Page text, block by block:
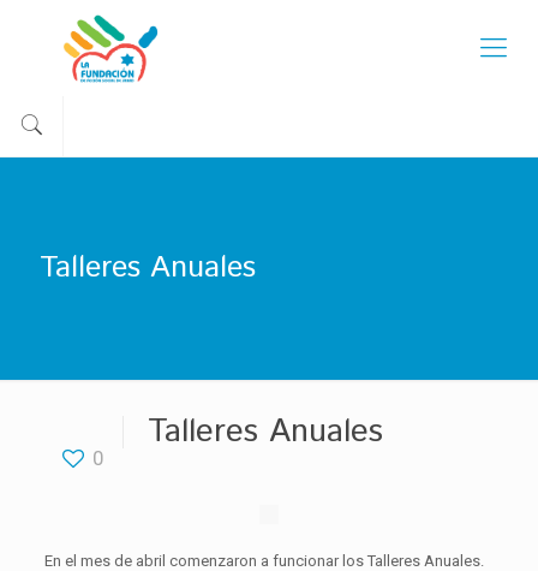
Talleres Anuales
0
Talleres Anuales
En el mes de abril comenzaron a funcionar los Talleres Anuales.